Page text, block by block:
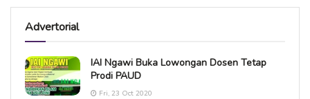
Advertorial
IAI Ngawi Buka Lowongan Dosen Tetap
Prodi PAUD
Fri, 23 Oct 2020